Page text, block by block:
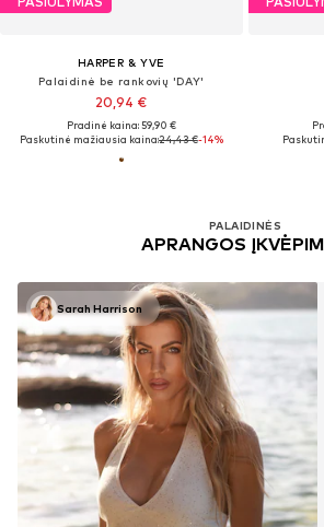
HARPER & YVE
Palaidinė be rankovių 'DAY'
20,94 €
Pradinė kaina: 59,90 €
Paskutinė mažiausia kaina:24,43 €-14%
PALAIDINĖS
APRANGOS
Sarah Harrison